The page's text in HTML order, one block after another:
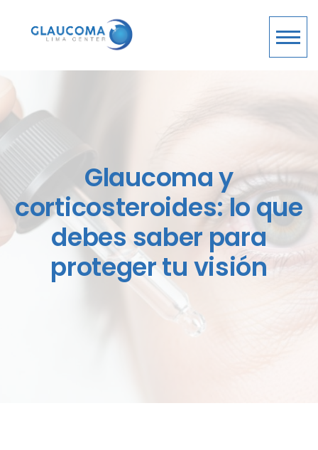
Glaucoma y
corticosteroides: lo que
debes saber para
proteger tu visión